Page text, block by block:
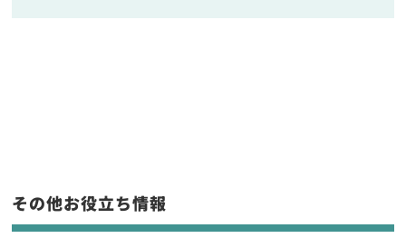
フリーワード入力(製品名等)
その他お役立ち情報